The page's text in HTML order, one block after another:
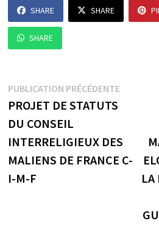
SHARE SHARE
SHARE
Navigation
de
l’article
PUBLICATION PRÉCÉDENTE
PROJET DE STATUTS
DU CONSEIL
INTERRELIGIEUX DES
MALIENS DE FRANCE C-
I-M-F
LA